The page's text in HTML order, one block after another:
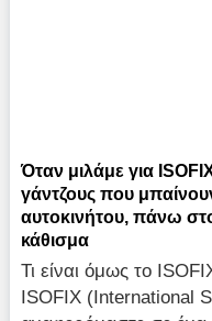
Όταν μιλάμε για
γάντζους που
αυτοκινήτου, πάνω
κάθισμα
Τι είναι όμως το
ISOFIX (International